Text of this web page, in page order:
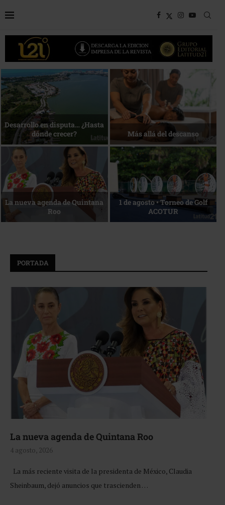
Bottega, un viaje servido a la
mesa
Energía que Impulsa la
competitividad
Reconocimiento de viajeros La esencia del servicio
PORTADA
La nueva agenda de Quintana Roo
4 agosto, 2026
La más reciente visita de la presidenta de México, Claudia
Sheinbaum, dejó anuncios que trascienden …